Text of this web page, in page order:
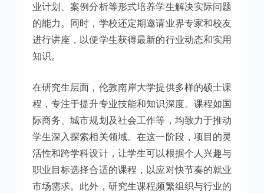
业计划、案例分析等形式培养学生解决实际问题
的能力。同时，学校还定期邀请业界专家和校友
进行讲座，以便学生获得最新的行业动态和实用
知识。
在研究生层面，伦敦南岸大学提供多样的硕士课
程，专注于提升专业技能和知识深度。课程如国
际商务、城市规划及社会工作等，均致力于推动
学生深入探索相关领域。在这一阶段，项目的灵
活性和跨学科设计，让学生可以根据个人兴趣与
职业目标选择合适的课程，以应对快节奏的就业
市场需求。此外，研究生课程频繁组织与行业的